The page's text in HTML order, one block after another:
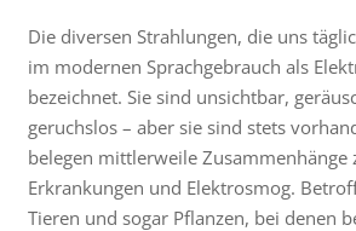
Die diversen Strahlungen, die uns
im modernen Sprachgebrauch als
bezeichnet. Sie sind unsichtbar,
geruchslos – aber sie sind stets
belegen mittlerweile Zusammenhänge
Erkrankungen und Elektrosmog.
Tieren und sogar Pflanzen, bei denen